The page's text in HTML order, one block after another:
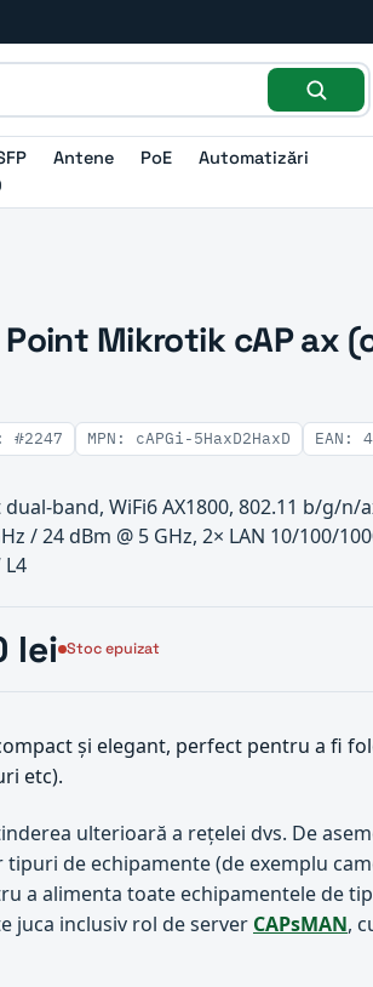
Antene PoE Automatizări
Mikrotik cAP ax
#2247 MPN: cAPGi-5HaxD2HaxD EAN:
band, WiFi6 AX1800, 802.11 b/g/
/ 24 dBm @ 5 GHz, 2× LAN 10/100/
L4
lei Stoc epuizat
și elegant, perfect pentru a fi
etc).
ulterioară a rețelei dvs. De
de echipamente (de exemplu
a alimenta toate echipamentele de tip
juca inclusiv rol de server CAPsMAN,